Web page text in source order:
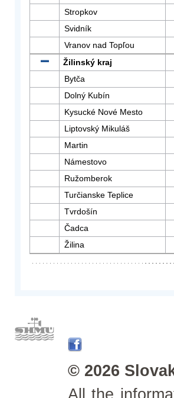
Stropkov
Svidník
Vranov nad Topľou
Žilinský kraj
Bytča
Dolný Kubín
Kysucké Nové Mesto
Liptovský Mikuláš
Martin
Námestovo
Ružomberok
Turčianske Teplice
Tvrdošín
Čadca
Žilina
© 2026
All the